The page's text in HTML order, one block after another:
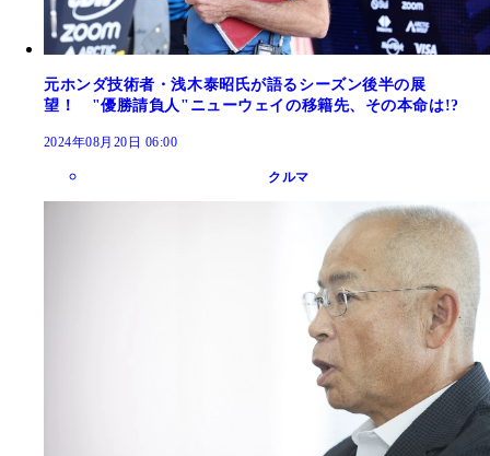
元ホンダ技術者・浅木泰昭氏が語るシーズン後半の展
望！ "優勝請負人"ニューウェイの移籍先、その本命は!?
2024年08月20日 06:00
クルマ